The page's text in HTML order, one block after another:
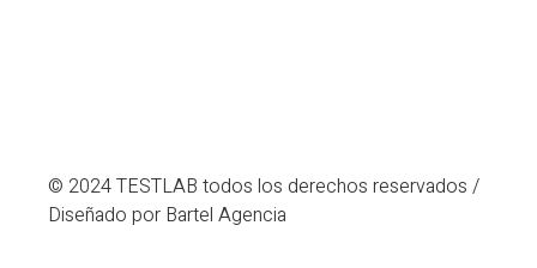
© 2024 TESTLAB todos los derechos reservados /
Diseñado por Bartel Agencia